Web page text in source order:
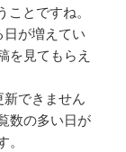
とですね。
が増えてい
を見てもらえ
できません
数の多い日が